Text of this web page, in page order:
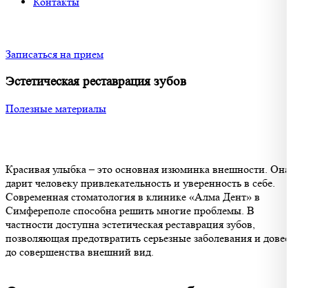
Записаться на прием
Эстетическая реставрация зубов
Полезные материалы
Красивая улыбка – это основная изюминка внешности. Она
дарит человеку привлекательность и уверенность в себе.
Современная стоматология в клинике «Алма Дент» в
Симфереполе способна решить многие проблемы. В
частности доступна эстетическая реставрация зубов,
позволяющая предотвратить серьезные заболевания и довести
до совершенства внешний вид.